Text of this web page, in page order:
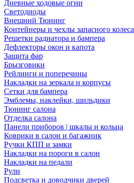
Дневные ходовые огни
Светодиоды
Внешний Тюнинг
Контейнеры и чехлы запасного колеса
Решетки радиатора и бампера
Дефлекторы окон и капота
Защита фар
Брызговики
Рейлинги и поперечины
Накладки на зеркала и корпусы
Сетки для бампера
Эмблемы, наклейки, шильдики
Тюнинг салона
Отделка салона
Панели приборов | шкалы и кольца
Коврики в салон и багажник
Ручки КПП и замки
Накладки на пороги в салон
Накладки на педали
Рули
Подсветка и доводчики дверей